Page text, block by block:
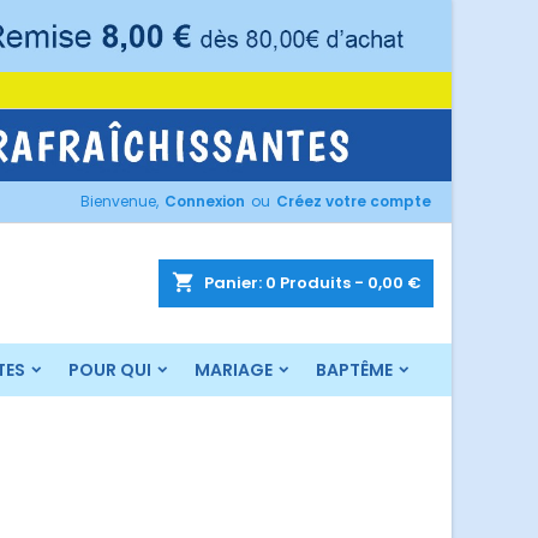
Bienvenue, Connexion ou Créez votre compte
shopping_cart Panier: 0 Produits - 0,00 €
POUR QUI MARIAGE BAPTÊME